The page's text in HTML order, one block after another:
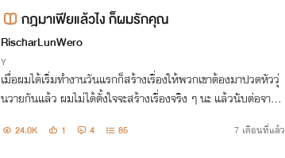
กฎมาเฟียแล้วไง ก็ผมรักคุณ
RischarLunWero
Y
เมื่อผมได้เริ่มทำงานวันแรกก็สร้างเรื่องให้พวกเขาต้องมาปวดหัววุ่
นวายกันแล้ว ผมไม่ได้ตั้งใจจะสร้างเรื่องจริง ๆ นะ แล้วนับต่อจากนี้
24.0K 1 4 85 7 เดือนที่แล้ว